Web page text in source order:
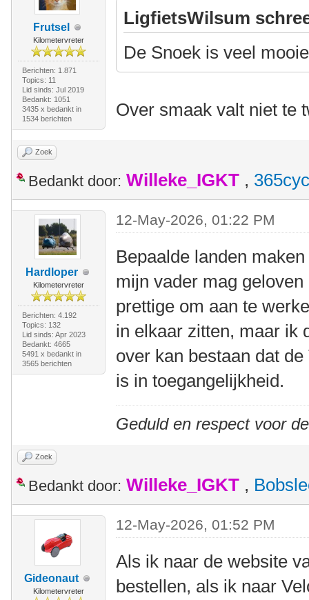
Frutsel
Kilometervreter
Berichten: 1.871
Topics: 11
Lid sinds: Jul 2019
Bedankt: 1051
3435 x bedankt in
1534 berichten
LigfietsWilsum
De Snoek is veel
Over smaak valt niet te
Zoek
Bedankt door: Willeke_IGKT ,
Hardloper
Kilometervreter
Berichten: 4.192
Topics: 132
Lid sinds: Apr 2023
Bedankt: 4665
5491 x bedankt in
3565 berichten
12-May-2026, 01:22 PM
Bepaalde landen
mijn vader mag
prettige om aan te
in elkaar zitten, maar ik
over kan bestaan dat
is in toegangelijkheid.
Geduld en respect voor
Zoek
Bedankt door: Willeke_IGKT ,
Gideonaut
Kilometervreter
12-May-2026, 01:52 PM
Als ik naar de website
bestellen, als ik naar